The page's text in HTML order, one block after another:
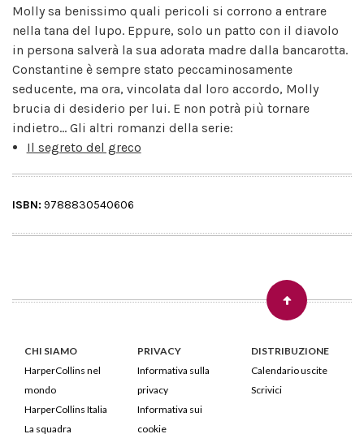
Molly sa benissimo quali pericoli si corrono a entrare
nella tana del lupo. Eppure, solo un patto con il diavolo
in persona salverà la sua adorata madre dalla bancarotta.
Constantine è sempre stato peccaminosamente
seducente, ma ora, vincolata dal loro accordo, Molly
brucia di desiderio per lui. E non potrà più tornare
indietro... Gli altri romanzi della serie:
Il segreto del greco
ISBN: 9788830540606
CHI SIAMO
HarperCollins nel
mondo
HarperCollins Italia
La squadra
PRIVACY
Informativa sulla
privacy
Informativa sui
cookie
DISTRIBUZIONE
Calendario uscite
Scrivici